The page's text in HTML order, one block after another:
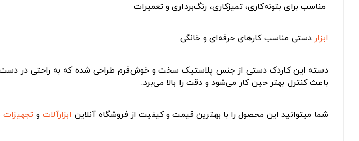
مناسب برای بتونه‌کاری، تمیزکاری، رنگ‌برداری و تعمیرات
ابزار دستی مناسب کارهای حرفه‌ای و خانگی
دسته این کاردک دستی از جنس پلاستیک سخت و خوش‌فرم طراحی شده که به راحتی در دست
باعث کنترل بهتر حین کار می‌شود و دقت را بالا می‌برد.
شما میتوانید این محصول را با بهترین قیمت و کیفیت از فروشگاه آنلاین ابزارآلات و